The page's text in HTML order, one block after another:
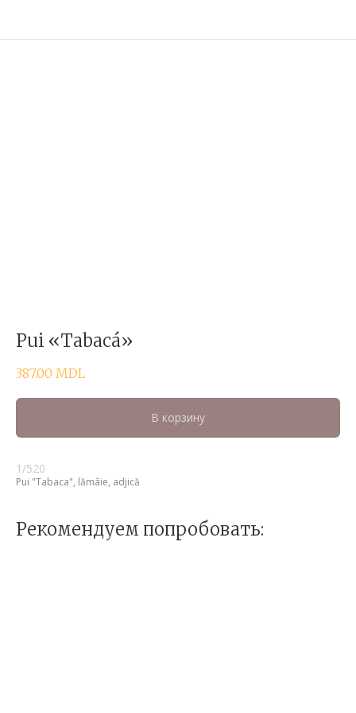
Pui «Tabacá»
387.00 MDL
В корзину
1/520
Pui "Tabaca", lămâie, adjică
Рекомендуем попробовать: